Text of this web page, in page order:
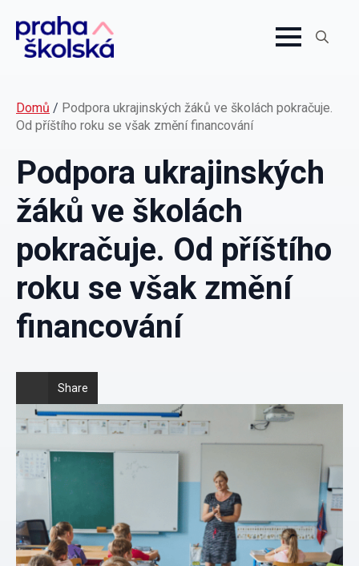
Domů / Podpora ukrajinských žáků ve školách pokračuje.
Od příštího roku se však změní financování
Podpora ukrajinských
žáků ve školách
pokračuje. Od příštího
roku se však změní
financování
Share